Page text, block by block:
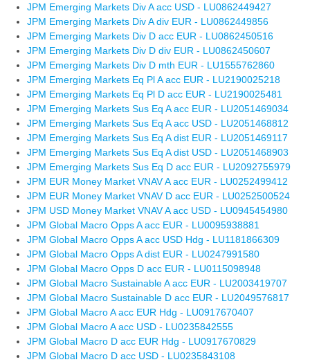
JPM Emerging Markets Div A acc USD - LU0862449427
JPM Emerging Markets Div A div EUR - LU0862449856
JPM Emerging Markets Div D acc EUR - LU0862450516
JPM Emerging Markets Div D div EUR - LU0862450607
JPM Emerging Markets Div D mth EUR - LU1555762860
JPM Emerging Markets Eq Pl A acc EUR - LU2190025218
JPM Emerging Markets Eq Pl D acc EUR - LU2190025481
JPM Emerging Markets Sus Eq A acc EUR - LU2051469034
JPM Emerging Markets Sus Eq A acc USD - LU2051468812
JPM Emerging Markets Sus Eq A dist EUR - LU2051469117
JPM Emerging Markets Sus Eq A dist USD - LU2051468903
JPM Emerging Markets Sus Eq D acc EUR - LU2092755979
JPM EUR Money Market VNAV A acc EUR - LU0252499412
JPM EUR Money Market VNAV D acc EUR - LU0252500524
JPM USD Money Market VNAV A acc USD - LU0945454980
JPM Global Macro Opps A acc EUR - LU0095938881
JPM Global Macro Opps A acc USD Hdg - LU1181866309
JPM Global Macro Opps A dist EUR - LU0247991580
JPM Global Macro Opps D acc EUR - LU0115098948
JPM Global Macro Sustainable A acc EUR - LU2003419707
JPM Global Macro Sustainable D acc EUR - LU2049576817
JPM Global Macro A acc EUR Hdg - LU0917670407
JPM Global Macro A acc USD - LU0235842555
JPM Global Macro D acc EUR Hdg - LU0917670829
JPM Global Macro D acc USD - LU0235843108